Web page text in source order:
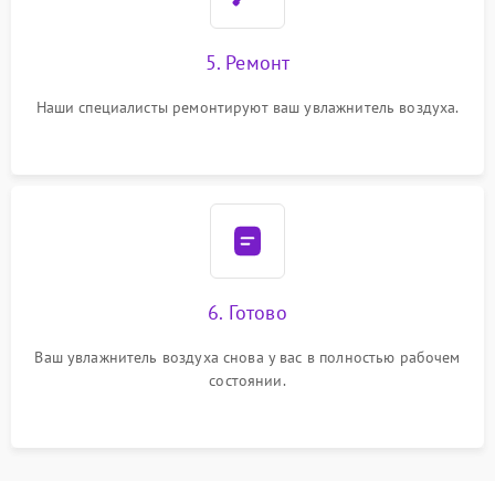
5. Ремонт
Наши специалисты ремонтируют ваш увлажнитель воздуха.
6. Готово
Ваш увлажнитель воздуха снова у вас в полностью рабочем
состоянии.